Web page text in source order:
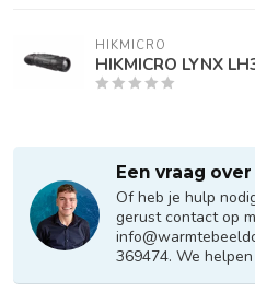
HIKMICRO
HIKMICRO LYNX
Een vraag
Of heb je hulp
gerust contact op
369474. We